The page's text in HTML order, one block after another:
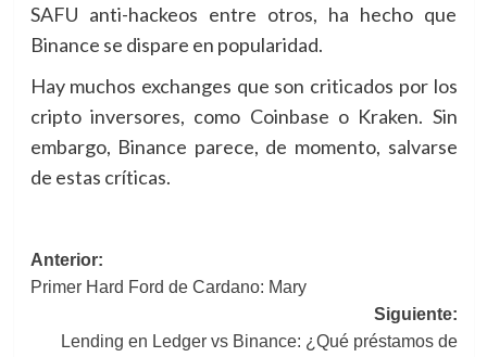
SAFU anti-hackeos entre otros, ha hecho que
Binance se dispare en popularidad.
Hay muchos exchanges que son criticados por los
cripto inversores, como Coinbase o Kraken. Sin
embargo, Binance parece, de momento, salvarse
de estas críticas.
Navegación
de
entradas
Anterior:
Primer Hard Ford de Cardano: Mary
Siguiente:
Lending en Ledger vs Binance: ¿Qué préstamos de